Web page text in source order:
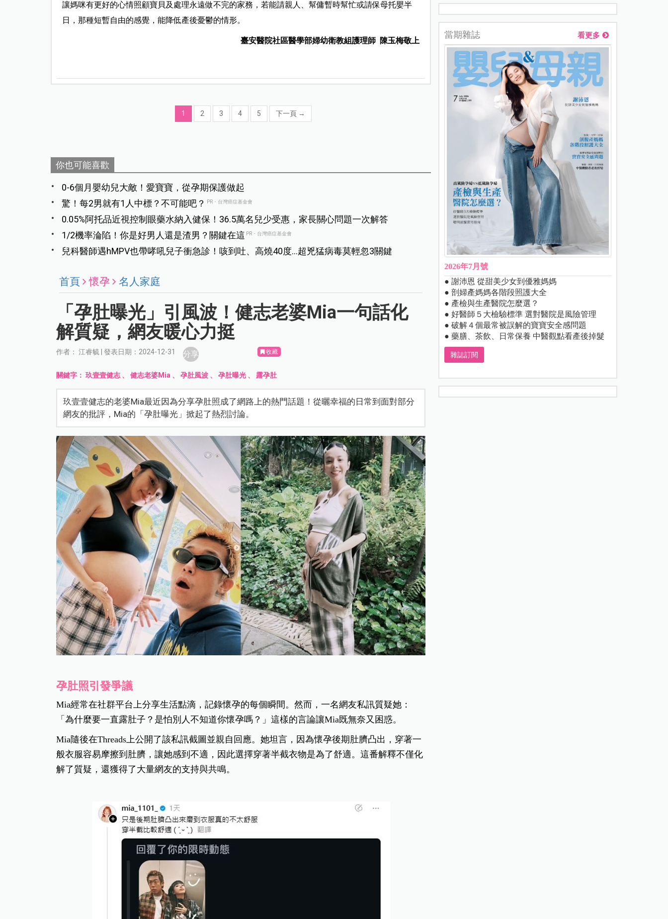
讓媽咪有更好的心情照顧寶貝及處理永遠做不完的家務，若能請親人、幫傭暫時幫忙或請保母托嬰半
日，那種短暫自由的感覺，能降低產後憂鬱的情形。
臺安醫院社區醫學部婦幼衛教組護理師 陳玉梅敬上
1 2 3 4 5 下一頁 →
你也可能喜歡
0-6個月嬰幼兒大敵！愛寶寶，從孕期保護做起
驚！每2男就有1人中標？不可能吧？
PR・台灣癌症基金會
0.05%阿托品近視控制眼藥水納入健保！36.5萬名兒少受惠，家長關心問題一次解答
1/2機率淪陷！你是好男人還是渣男？關鍵在這 PR・台灣癌症基金會
兒科醫師遇hMPV也帶哮吼兒子衝急診！咳到吐、高燒40度…超兇猛病毒莫輕忽3關鍵
首頁 懷孕 名人家庭
「孕肚曝光」引風波！健志老婆Mia一句話化
解質疑，網友暖心力挺
作者： 江睿毓 | 發表日期：2024-12-31 分享 收藏
關鍵字：玖壹壹健志 、健志老婆Mia 、孕肚風波 、孕肚曝光 、 露孕肚
玖壹壹健志的老婆Mia最近因為分享孕肚照成了網路上的熱門話題！從曬幸福的日常到面對部分
網友的批評，Mia的「孕肚曝光」掀起了熱烈討論。
孕肚照引發爭議
Mia經常在社群平台上分享生活點滴，記錄懷孕的每個瞬間。然而，一名網友私訊質疑她：
「為什麼要一直露肚子？是怕別人不知道你懷孕嗎？」這樣的言論讓Mia既無奈又困惑。
Mia隨後在Threads上公開了該私訊截圖並親自回應。她坦言，因為懷孕後期肚臍凸出，穿著一
般衣服容易摩擦到肚臍，讓她感到不適，因此選擇穿著半截衣物是為了舒適。這番解釋不僅化
解了質疑，還獲得了大量網友的支持與共鳴。
當期雜誌 看更多
2026年7月號
● 謝沛恩 從甜美少女到優雅媽媽
● 剖婦產媽媽各階段照護大全
● 產檢與生產醫院怎麼選？
● 好醫師５大檢驗標準 選對醫院是風險管理
● 破解４個最常被誤解的寶寶安全感問題
● 藥膳、茶飲、日常保養 中醫觀點看產後掉髮
雜誌訂閱